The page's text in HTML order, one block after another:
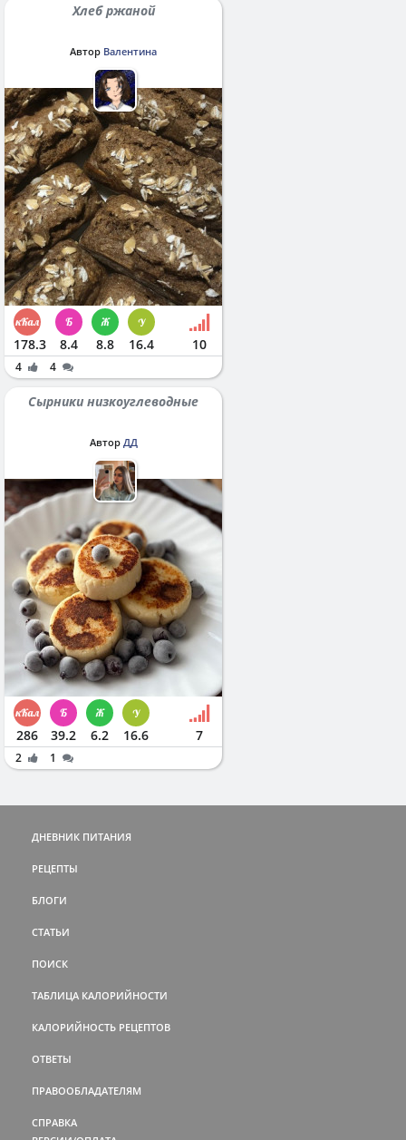
Хлеб ржаной
Автор Валентина
178.3 8.4 8.8 16.4 10
4 4
Сырники низкоуглеводные
Автор ДД
286 39.2 6.2 16.6 7
2 1
ДНЕВНИК ПИТАНИЯ
РЕЦЕПТЫ
БЛОГИ
СТАТЬИ
ПОИСК
ТАБЛИЦА КАЛОРИЙНОСТИ
КАЛОРИЙНОСТЬ РЕЦЕПТОВ
ОТВЕТЫ
ПРАВООБЛАДАТЕЛЯМ
СПРАВКА